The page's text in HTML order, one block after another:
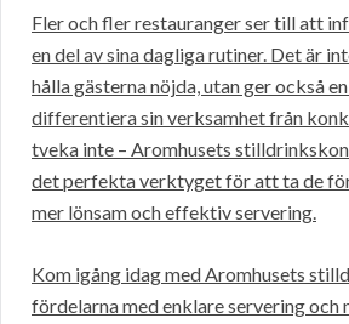
Fler och fler restauranger ser till att
en del av sina dagliga rutiner. Det är
hålla gästerna nöjda, utan ger också
differentiera sin verksamhet från
tveka inte – Aromhusets
det perfekta verktyget för att ta de
mer lönsam och effektiv servering.
Kom igång idag med Aromhusets
fördelarna med enklare servering och